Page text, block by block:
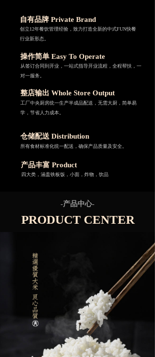
自有品牌 Private Brand
创立12年餐饮管理经验，致力打造全新的中式FUN快餐
行业新形态。
操作简单 Easy To Operate
工厂中央厨房统一生产半成品配送，无需大厨，简单易
学，节省人力成本。
整店输出 Whole Store Output
从签订合同到开业，一站式指导开业流程，全程帮扶，一
对一服务。
仓储配送 Distribution
所有食材标准化统一配送，确保产品质量及安全。
产品丰富 Product
四大类，涵盖铁板饭，小面，炸物，饮品
-产品中心-
PRODUCT CENTER